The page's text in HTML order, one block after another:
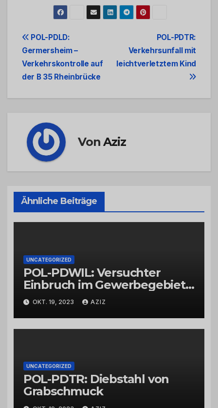
Beitrags-
Navigation
POL-PDTR:
Verkehrsunfall mit
leichtverletztem Kind
POL-PDLD:
Germersheim –
Verkehrskontrolle auf
der B 35 Rheinbrücke
VonAziz
Ähnliche Beiträge
UNCATEGORIZED
POL-PDWIL: Versuchter
Einbruch im Gewerbegebiet
Wittlich
OKT. 19, 2023 AZIZ
UNCATEGORIZED
POL-PDTR: Diebstahl von
Grabschmuck